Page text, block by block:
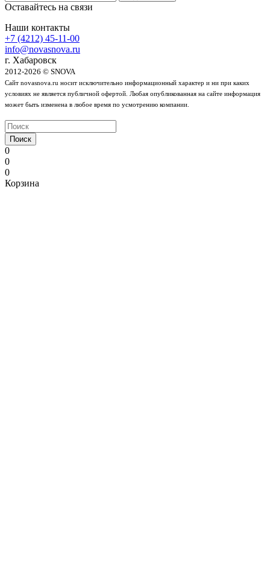
Оставайтесь на связи
Наши контакты
+7 (4212) 45-11-00
info@novasnova.ru
г. Хабаровск
2012-2026 © SNOVA
Сайт novasnova.ru носит исключительно информационный характер и ни при каких
условиях не является публичной офертой. Любая опубликованная на сайте информация
может быть изменена в любое время по усмотрению компании.
Поиск
0
0
0
Корзина